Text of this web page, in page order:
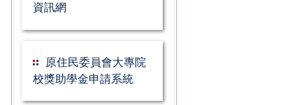
資訊網
原住民委員會大專院
校獎助學金申請系統